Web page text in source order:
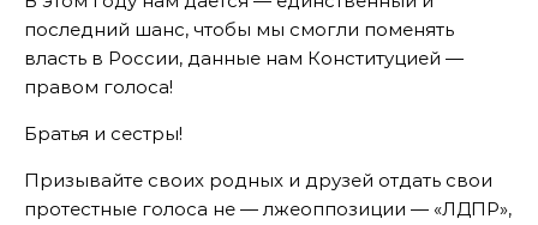
последний шанс, чтобы мы смогли поменять
власть в России, данные нам Конституцией —
правом голоса!
Братья и сестры!
Призывайте своих родных и друзей отдать свои
протестные голоса не — лжеоппозиции — «ЛДПР»,